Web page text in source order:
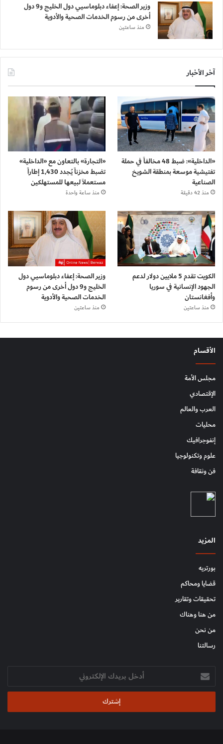
وزير الصحة: إعفاء دبلوماسيي دول الخليج و9 دول
أخرى من رسوم الخدمات الصحية والأدوية
منذ ساعتين
آخر الأخبار
«الداخلية»: ضبط 48 مخالفاً في حملة
تفتيشية موسعة بمنطقة الشويخ
الصناعية
منذ 42 دقيقة
«التجارة» بالتعاون مع «الداخلية»
تضبط مخزناً يُجدد 1,430 إطاراً
مستعملاً لبيعها للمستهلكين
منذ ساعة واحدة
الكويت تقدم 5 ملايين دولار لدعم
الجهود الإنسانية في سوريا
وأفغانستان
منذ ساعتين
وزير الصحة: إعفاء دبلوماسيي دول
الخليج و9 دول أخرى من رسوم
الخدمات الصحية والأدوية
منذ ساعتين
الأقسام
مجلس الأمة
الإقتصادي
العرب والعالم
محليات
إنفوجرافيك
علوم وتكنولوجيا
فن وثقافة
المزيد
بورتريه
قضايا ومحاكم
تحقيقات وتقارير
من هنا وهناك
من نحن
رسالتنا
أدخل
بريدك
الإلكتروني